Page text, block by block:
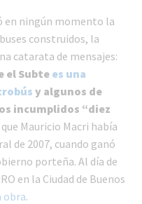
en ningún momento la
construidos, la
catarata de mensajes:
el Subte es una
y algunos de
incumplidos “diez
que Mauricio Macri había
de 2007, cuando ganó
porteña. Al día de
en la Ciudad de Buenos
obra.